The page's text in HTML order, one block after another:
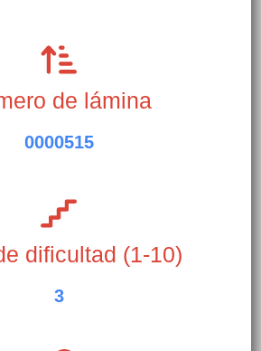
de lámina
0000515
dificultad (1-10)
3